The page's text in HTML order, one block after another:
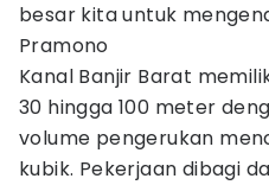
besar kita untuk
Pramono
Kanal Banjir Barat
30 hingga 100 meter
volume pengerukan
kubik. Pekerjaan dibagi